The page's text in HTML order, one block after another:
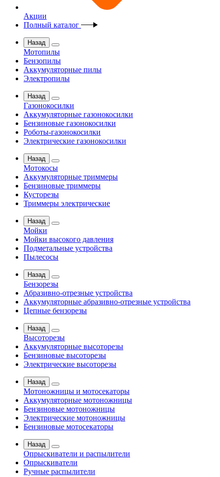
Акции
Полный каталог
Назад
Мотопилы
Бензопилы
Аккумуляторные пилы
Электропилы
Назад
Газонокосилки
Аккумуляторные газонокосилки
Бензиновые газонокосилки
Роботы-газонокосилки
Электрические газонокосилки
Назад
Мотокосы
Аккумуляторные триммеры
Бензиновые триммеры
Кусторезы
Триммеры электрические
Назад
Мойки
Мойки высокого давления
Подметальные устройства
Пылесосы
Назад
Бензорезы
Абразивно-отрезные устройства
Аккумуляторные абразивно-отрезные устройства
Цепные бензорезы
Назад
Высоторезы
Аккумуляторные высоторезы
Бензиновые высоторезы
Электрические высоторезы
Назад
Мотоножницы и мотосекаторы
Аккумуляторные мотоножницы
Бензиновые мотоножницы
Электрические мотоножницы
Бензиновые мотосекаторы
Назад
Опрыскиватели и распылители
Опрыскиватели
Ручные распылители